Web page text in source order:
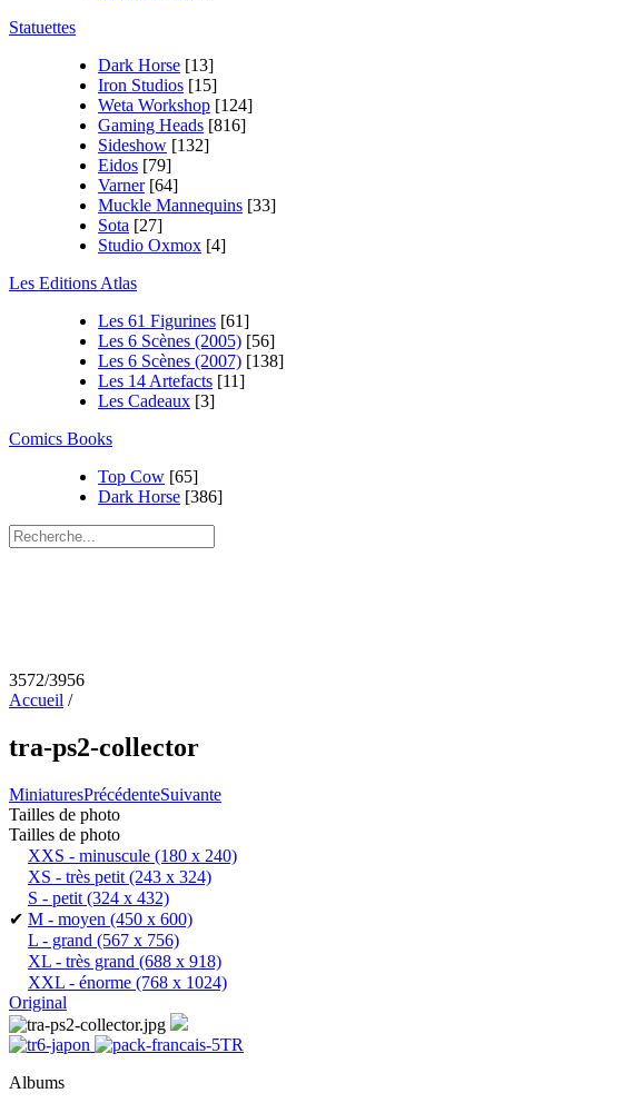
Statuettes
Dark Horse [13]
Iron Studios [15]
Weta Workshop [124]
Gaming Heads [816]
Sideshow [132]
Eidos [79]
Varner [64]
Muckle Mannequins [33]
Sota [27]
Studio Oxmox [4]
Les Editions Atlas
Les 61 Figurines [61]
Les 6 Scènes (2005) [56]
Les 6 Scènes (2007) [138]
Les 14 Artefacts [11]
Les Cadeaux [3]
Comics Books
Top Cow [65]
Dark Horse [386]
3572/3956
Accueil /
tra-ps2-collector
MiniaturesPrécédenteSuivante
Tailles de photo
Tailles de photo
XXS - minuscule (180 x 240)
XS - très petit (243 x 324)
S - petit (324 x 432)
✔ M - moyen (450 x 600)
L - grand (567 x 756)
XL - très grand (688 x 918)
XXL - énorme (768 x 1024)
Original
Albums